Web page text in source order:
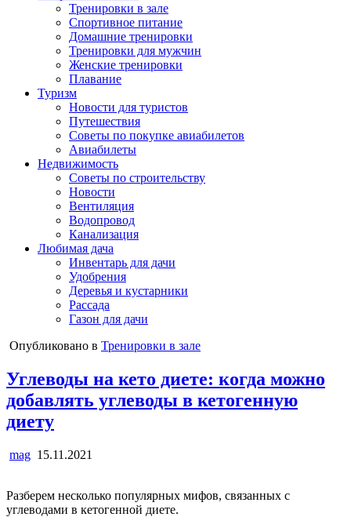
Тренировки в зале
Спортивное питание
Домашние тренировки
Тренировки для мужчин
Женские тренировки
Плавание
Туризм
Новости для туристов
Путешествия
Советы по покупке авиабилетов
Авиабилеты
Недвижимость
Советы по строительству
Новости
Вентиляция
Водопровод
Канализация
Любимая дача
Инвентарь для дачи
Удобрения
Деревья и кустарники
Рассада
Газон для дачи
Опубликовано в Тренировки в зале
Углеводы на кето диете: когда можно
добавлять углеводы в кетогенную
диету
mag 15.11.2021
Разберем несколько популярных мифов, связанных с
углеводами в кетогенной диете.